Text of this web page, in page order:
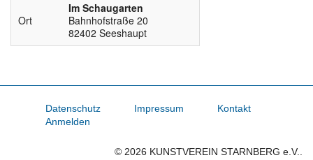
Ort
Im Schaugarten
Bahnhofstraße 20
82402 Seeshaupt
Datenschutz Impressum
Kontakt
Anmelden
© 2026 KUNSTVEREIN STARNBERG e.V..